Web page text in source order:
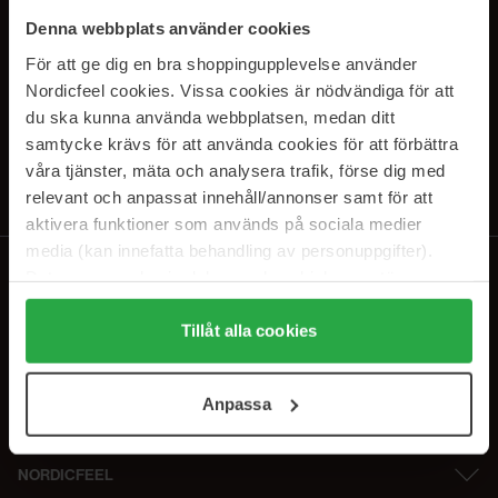
Denna webbplats använder cookies
För att ge dig en bra shoppingupplevelse använder
Nordicfeel cookies. Vissa cookies är nödvändiga för att
du ska kunna använda webbplatsen, medan ditt
samtycke krävs för att använda cookies för att förbättra
våra tjänster, mäta och analysera trafik, förse dig med
relevant och anpassat innehåll/annonser samt för att
aktivera funktioner som används på sociala medier
media (kan innefatta behandling av personuppgifter).
Genom att trycka på "Tillåt alla cookies" accepterar du
alla cookies, medan du under "Detaljer" kan anpassa
användningen av cookies. Du kan när som helst återkalla
samt vår Integritetspolicy.
Tillåt alla cookies
Anpassa
PRENUMERERA PÅ VÅRA
NYHETSBREV
E-postadress
Genom att prenumerera accepterar du vårIntegritetspolicy.
NORDICFEEL